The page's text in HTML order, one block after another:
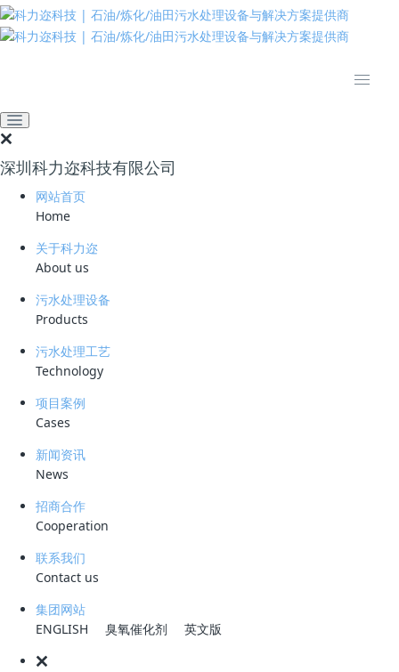
深圳科力迩科技有限公司
网站首页
Home
关于科力迩
About us
污水处理设备
Products
污水处理工艺
Technology
项目案例
Cases
新闻资讯
News
招商合作
Cooperation
联系我们
Contact us
集团网站
ENGLISH
臭氧催化剂 英文版
推动绿色发展 建设美丽中国
合肥多举措做好生活垃圾焚
烧发电行业渗滤液处置监管
2022-06-27 09:35:09 污水处理厂家
1、掌握焚烧飞灰处置现状
组织焚烧厂通过“垃圾焚烧自动监控与基础数据库系统（企业端）”，如实
填报焚烧飞灰、臭气和渗滤液调查表，完善焚烧飞灰、臭气和渗滤液环境
管理信息。同时指导焚烧厂做好焚烧飞灰贮存、预处理、转移、利用处置
2、规范焚烧飞灰转移和处置
厂环境影响评价、排污许可证、危险废物转移联单等信息，结合焚烧厂运
行记录、危险废物管理台账以及现场情况，对焚烧飞灰产生、贮存、转移
和利用处置数量进行逐一核对，及时发现、依法处理非法转移、处置焚烧
飞灰行为。
每季度对内焚烧厂填报的渗滤液处置方式进行一次现场核实。督促其将渗
对渗滤液处理后排入地表水的焚烧厂，严格加强监管，督促其安装、使用
的自动监测设备正常运行，渗滤液经处理满足《生活垃圾填埋场污染控制
标准》后排放。对渗滤液送至城市二级污水厂处理的，每季度对焚烧厂处
理后的渗滤液开展一次执法监测。
根据重点排污单位超标异常督办调度平台每季度电子督办交办问题，通过
动监控管理办法（试行）》，依法查处自动监测设备不正常运行、自动监